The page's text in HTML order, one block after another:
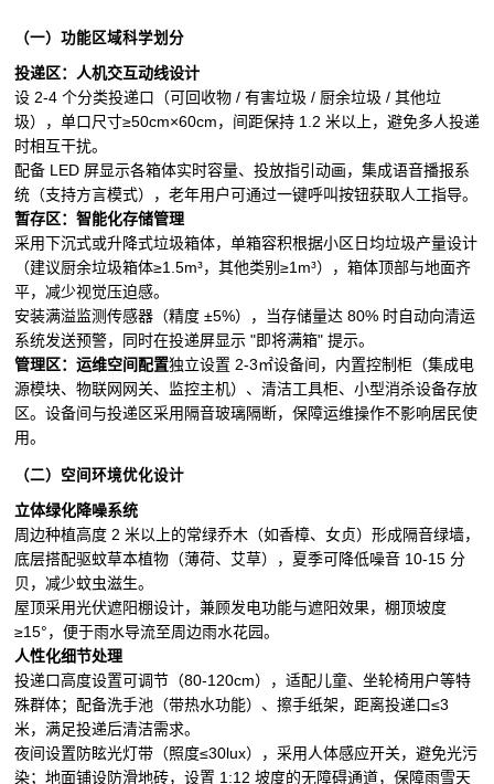
（一）功能区域科学划分
投递区：人机交互动线设计
设 2-4 个分类投递口（可回收物 / 有害垃圾 / 厨余垃圾 / 其他垃
圾），单口尺寸≥50cm×60cm，间距保持 1.2 米以上，避免多人投递
时相互干扰。
配备 LED 屏显示各箱体实时容量、投放指引动画，集成语音播报系
统（支持方言模式），老年用户可通过一键呼叫按钮获取人工指导。
暂存区：智能化存储管理
采用下沉式或升降式垃圾箱体，单箱容积根据小区日均垃圾产量设计
（建议厨余垃圾箱体≥1.5m³，其他类别≥1m³），箱体顶部与地面齐
平，减少视觉压迫感。
安装满溢监测传感器（精度 ±5%），当存储量达 80% 时自动向清运
系统发送预警，同时在投递屏显示 "即将满箱" 提示。
管理区：运维空间配置独立设置 2-3㎡设备间，内置控制柜（集成电
源模块、物联网网关、监控主机）、清洁工具柜、小型消杀设备存放
区。设备间与投递区采用隔音玻璃隔断，保障运维操作不影响居民使
用。
（二）空间环境优化设计
立体绿化降噪系统
周边种植高度 2 米以上的常绿乔木（如香樟、女贞）形成隔音绿墙，
底层搭配驱蚊草本植物（薄荷、艾草），夏季可降低噪音 10-15 分
贝，减少蚊虫滋生。
屋顶采用光伏遮阳棚设计，兼顾发电功能与遮阳效果，棚顶坡度
≥15°，便于雨水导流至周边雨水花园。
人性化细节处理
投递口高度设置可调节（80-120cm），适配儿童、坐轮椅用户等特
殊群体；配备洗手池（带热水功能）、擦手纸架，距离投递口≤3
米，满足投递后清洁需求。
夜间设置防眩光灯带（照度≤30lux），采用人体感应开关，避免光污
染；地面铺设防滑地砖，设置 1:12 坡度的无障碍通道，保障雨雪天